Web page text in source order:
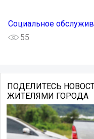
Социальное
55
ПОДЕЛИТЕСЬ
ЖИТЕЛЯМИ ГОРОДА